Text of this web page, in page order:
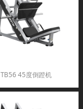
TB56 45度倒蹬机